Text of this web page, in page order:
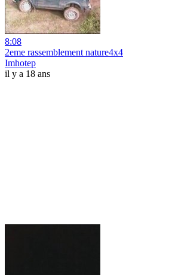
8:08
2eme rassemblement nature4x4
Imhotep
il y a 18 ans